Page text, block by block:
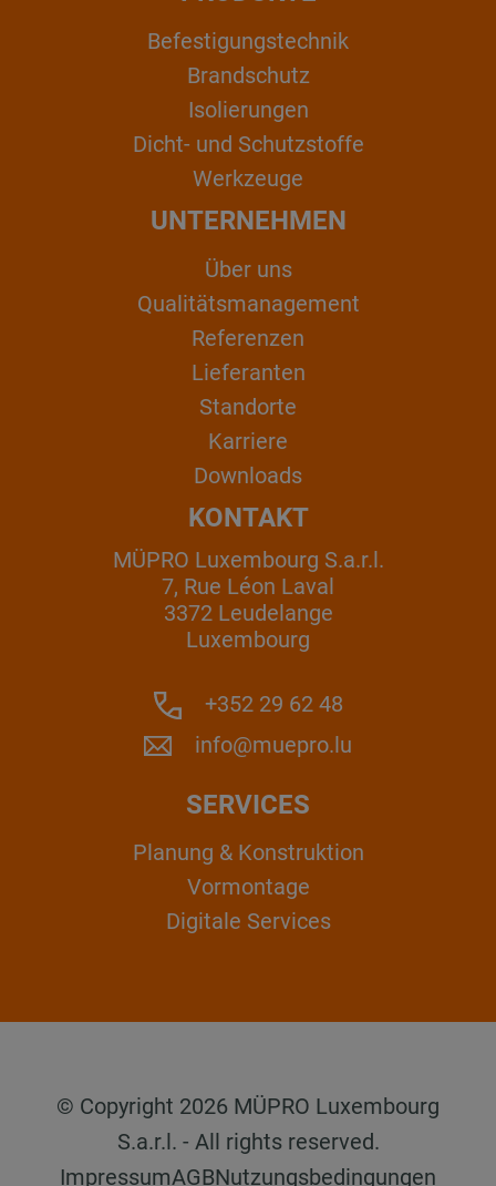
Befestigungstechnik
Brandschutz
Isolierungen
Dicht- und Schutzstoffe
Werkzeuge
UNTERNEHMEN
Über uns
Qualitätsmanagement
Referenzen
Lieferanten
Standorte
Karriere
Downloads
KONTAKT
MÜPRO Luxembourg S.a.r.l.
7, Rue Léon Laval
3372 Leudelange
Luxembourg
+352 29 62 48
info@muepro.lu
SERVICES
Planung & Konstruktion
Vormontage
Digitale Services
© Copyright 2026 MÜPRO Luxembourg
S.a.r.l. - All rights reserved.
ImpressumAGBNutzungsbedingungen